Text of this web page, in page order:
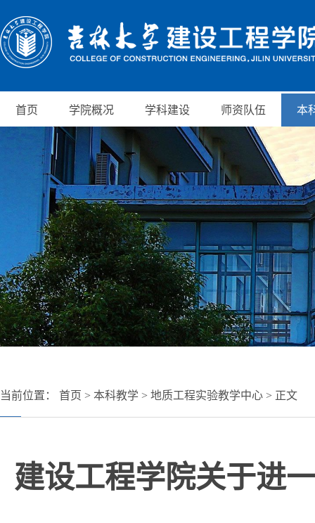
首页 学院概况 学科建设 师资队伍 本
当前位置： 首页 > 本科教学 > 地质工程实验教学中心 > 正文
建设工程学院关于进